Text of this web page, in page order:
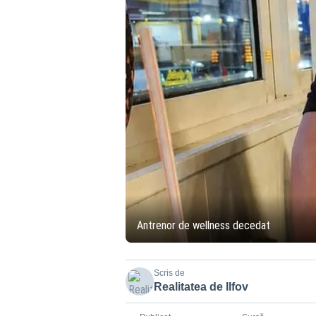
Antrenor de wellness decedat
Scris de
Realitatea de Ilfov